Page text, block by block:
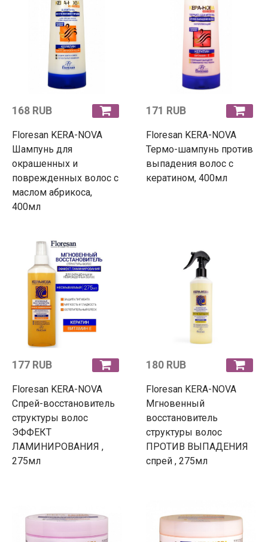
168 RUB
Floresan KERA-NOVA
Шампунь для
окрашенных и
поврежденных волос с
маслом абрикоса,
400мл
171 RUB
Floresan KERA-NOVA
Термо-шампунь против
выпадения волос с
кератином, 400мл
177 RUB
Floresan KERA-NOVA
Спрей-восстановитель
структуры волос
ЭФФЕКТ
ЛАМИНИРОВАНИЯ ,
275мл
180 RUB
Floresan KERA-NOVA
Мгновенный
восстановитель
структуры волос
ПРОТИВ ВЫПАДЕНИЯ
спрей , 275мл